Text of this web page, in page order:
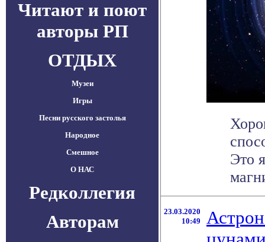
Читают и поют
авторы РП
ОТДЫХ
Музеи
Игры
Песни русского застолья
Народное
Смешное
О НАС
Редколлегия
Авторам
Это
23.03.2020
10:49